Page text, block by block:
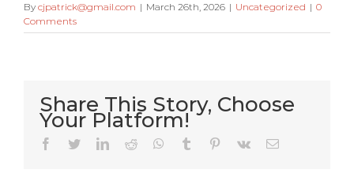
By cjpatrick@gmail.com | March 26th, 2026 | Uncategorized | 0
Comments
Share This Story, Choose
Your Platform!
Facebook
TwitterLinkedIn
Reddit WhatsApp
Tumblr Pinterest
Vk Email
Very Kitty